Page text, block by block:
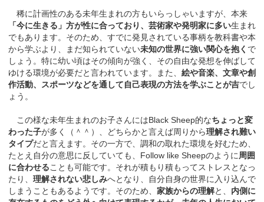
稀に計画性のある未年生まれの方もいらっしゃいますが、本来
「今に生きる」方が性に合っており、芸術家や発明家に多い生まれ
でもあります。そのため、すでに発見されている事柄を教科書や本
から学ぶより、まだ知られていない未知の世界に強い関心を抱く で
しょう。特に幼い頃はその傾向が強く、その自由な発想を伸ばして
ゆける環境が必要だと言われています。また、 絵や音楽、文章や創
作活動、スポーツなどを通して自己表現の方法を学ぶことが吉でし
ょう。
この様な未年生まれのお子さんにはBlack Sheep的なちょっと変
わった子が多く（＾＾）、どちらかと言えば周りから理解され難い
タイプだと言えます。その一方で、調和の取れた環境を好むため、
たとえ自分の意思に反していても、Follow like Sheepのように周囲
に合わせることも可能です。それが積もり積もってストレスとなっ
たり、 理解されない悲しみへとなり、自分自身の世界に入り込んで
しまうこともあるようです。そのため、 家族からの理解と、 内側に